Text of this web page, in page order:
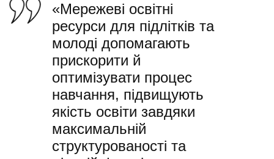
«Мережеві освітні
ресурси для підлітків та
молоді допомагають
прискорити й
оптимізувати процес
навчання, підвищують
якість освіти завдяки
максимальній
структурованості та